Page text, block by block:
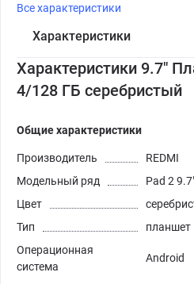
Все характеристики
Характеристики
Характеристики 9.7"
4/128 ГБ серебристый
Общие характеристики
Производитель
REDMI
Модельный ряд
Pad 2
Цвет
Тип
планшет
Операционная
система
Android